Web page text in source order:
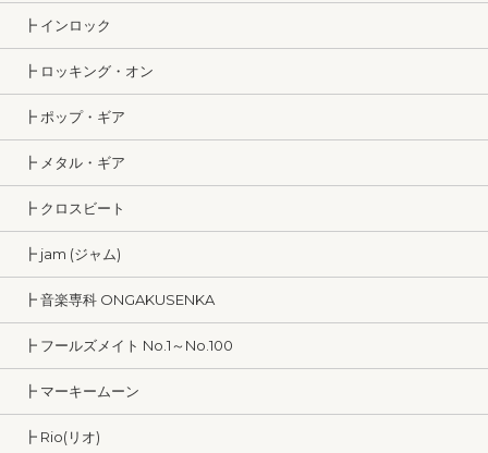
┣ インロック
┣ ロッキング・オン
┣ ポップ・ギア
┣ メタル・ギア
┣ クロスビート
┣ jam (ジャム)
┣ 音楽専科 ONGAKUSENKA
┣ フールズメイト No.1～No.100
┣ マーキームーン
┣ Rio(リオ)